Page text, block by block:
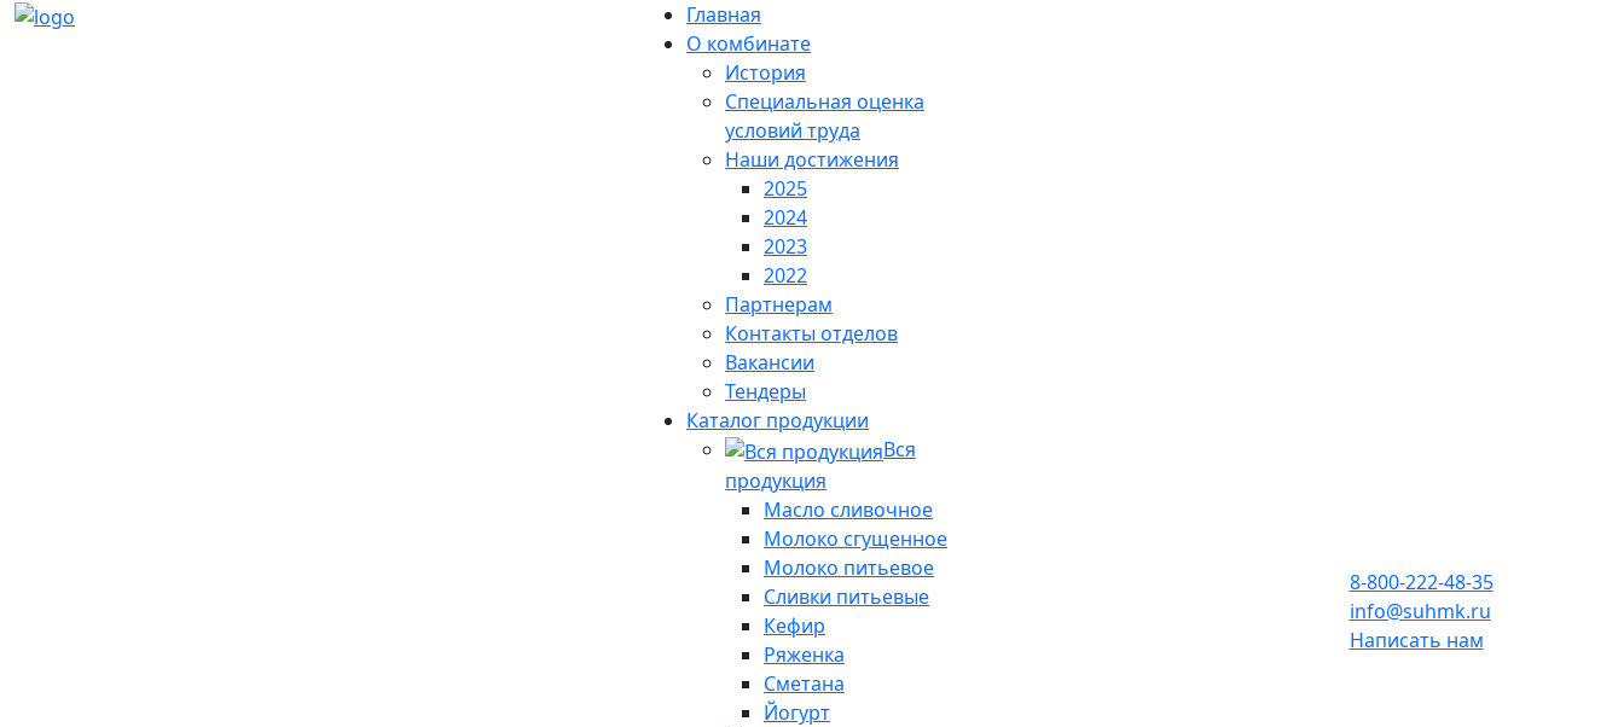
Главная
О комбинате
История
Специальная оценка
условий труда
Наши достижения
2025
2024
2023
2022
Партнерам
Контакты отделов
Вакансии
Тендеры
Каталог продукции
Вся
продукция
Масло сливочное
Молоко сгущенное
Молоко питьевое
Сливки питьевые
Кефир
Ряженка
Сметана
Йогурт
8-800-222-48-35
info@suhmk.ru
Написать нам